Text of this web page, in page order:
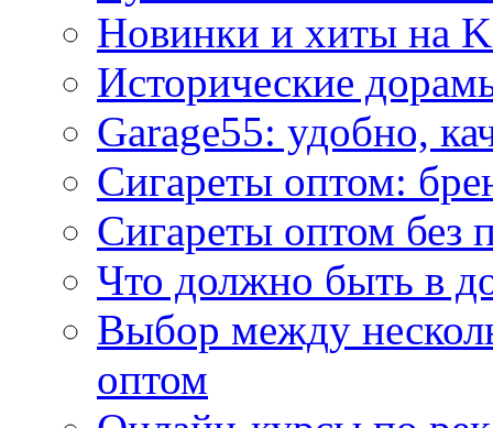
Новинки и хиты на
Исторические
Garage55: удобно,
Сигареты оптом:
Сигареты оптом без
Что должно быть в
Выбор между
оптом